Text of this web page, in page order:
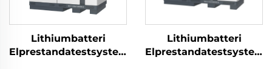
Lithiumbatteri
Elprestandatestsystem
Lithiumbatteri
Elprestandatestsystem